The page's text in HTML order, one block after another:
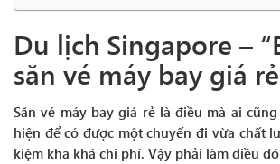
Du lịch Singapore –
săn vé máy bay giá rẻ
Săn vé máy bay giá rẻ là điều mà ai
hiện để có được một chuyến đi vừa chất
kiệm kha khá chi phí. Vậy phải làm điều